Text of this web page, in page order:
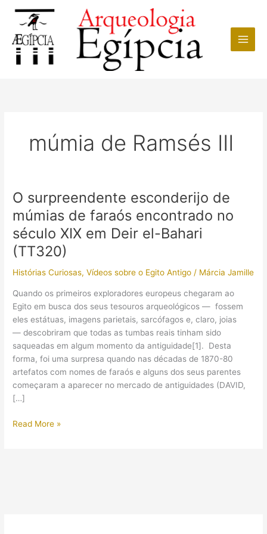
conteúdo
múmia de Ramsés III
O surpreendente esconderijo de
múmias de faraós encontrado no
século XIX em Deir el-Bahari
(TT320)
Histórias Curiosas,Vídeos sobre o Egito Antigo / Márcia Jamille
Quando os primeiros exploradores europeus chegaram ao
Egito em busca dos seus tesouros arqueológicos — fossem
eles estátuas, imagens parietais, sarcófagos e, claro, joias
— descobriram que todas as tumbas reais tinham sido
saqueadas em algum momento da antiguidade[1]. Desta
forma, foi uma surpresa quando nas décadas de 1870-80
artefatos com nomes de faraós e alguns dos seus parentes
começaram a aparecer no mercado de antiguidades (DAVID,
[…]
O
Read More »